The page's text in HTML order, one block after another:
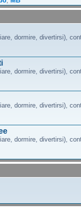
dormire, divertirsi),
dormire, divertirsi),
dormire, divertirsi),
dormire, divertirsi),